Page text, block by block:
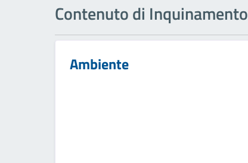
Contenuto di Inquinamento
Ambiente